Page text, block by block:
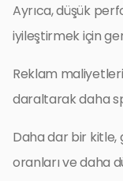
Ayrıca, düşük
iyileştirmek için
Reklam
daraltarak daha
Daha dar bir kitle,
oranları ve daha